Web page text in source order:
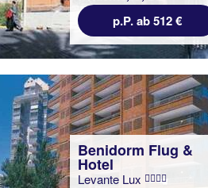
p.P. ab 512 €
Benidorm Flug &
Hotel
Levante Lux